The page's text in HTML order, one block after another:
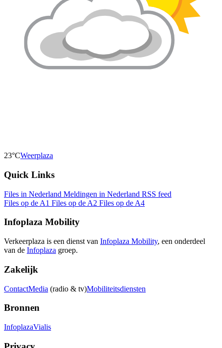
23°CWeerplaza
Quick Links
Files in Nederland Meldingen in Nederland RSS feed
Files op de A1 Files op de A2 Files op de A4
Infoplaza Mobility
Verkeerplaza is een dienst van Infoplaza Mobility, een onderdeel
van de Infoplaza groep.
Zakelijk
ContactMedia (radio & tv)Mobiliteitsdiensten
Bronnen
InfoplazaVialis